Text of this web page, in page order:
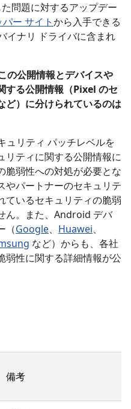
問題に対するアップデー
ー サイトから入手できる
イナリ ドライバに含まれ
の公開情報とデバイスや
する公開情報（Pixel のセ
ど）に分けられているのは
リティ パッチレベルを
リティに関する公開情報に
脆弱性への対処が必要とな
やパートナーのセキュリテ
ているセキュリティの脆弱
ん。また、Android デバ
（Google、 Huawei、
など）からも、各社
弱性に関する詳細情報が公
備考